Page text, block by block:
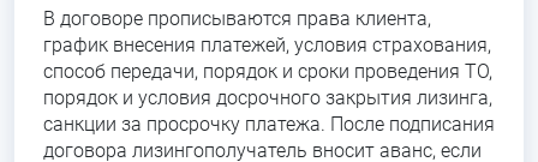
В договоре прописываются права клиента,
график внесения платежей, условия страхования,
способ передачи, порядок и сроки проведения ТО,
порядок и условия досрочного закрытия лизинга,
санкции за просрочку платежа. После подписания
договора лизингополучатель вносит аванс, если